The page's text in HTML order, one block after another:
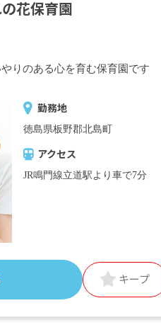
花保育園
りのある心を育む保育園です
勤務地
徳島県板野郡北島町
アクセス
JR鳴門線立道駅より車で7分
キープ